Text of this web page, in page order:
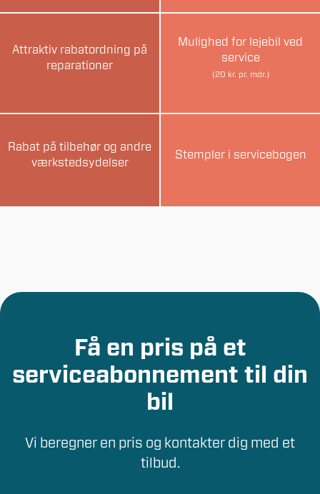
Attraktiv rabatordning på
reparationer
Mulighed for lejebil ved
service
(20 kr. pr. mdr.)
Rabat på tilbehør og andre
værkstedsydelser
Stempler i servicebogen
Få en pris på et
serviceabonnement til din
bil
Vi beregner en pris og kontakter dig med et
tilbud.